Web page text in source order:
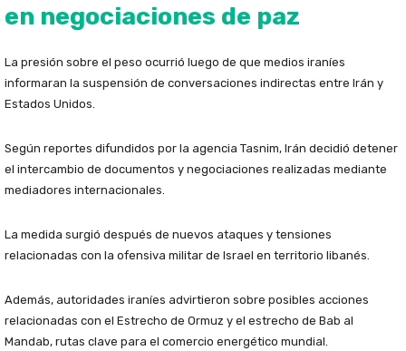
en negociaciones de paz
La presión sobre el peso ocurrió luego de que medios iraníes
informaran la suspensión de conversaciones indirectas entre Irán y
Estados Unidos.
Según reportes difundidos por la agencia Tasnim, Irán decidió detener
el intercambio de documentos y negociaciones realizadas mediante
mediadores internacionales.
La medida surgió después de nuevos ataques y tensiones
relacionadas con la ofensiva militar de Israel en territorio libanés.
Además, autoridades iraníes advirtieron sobre posibles acciones
relacionadas con el Estrecho de Ormuz y el estrecho de Bab al
Mandab, rutas clave para el comercio energético mundial.